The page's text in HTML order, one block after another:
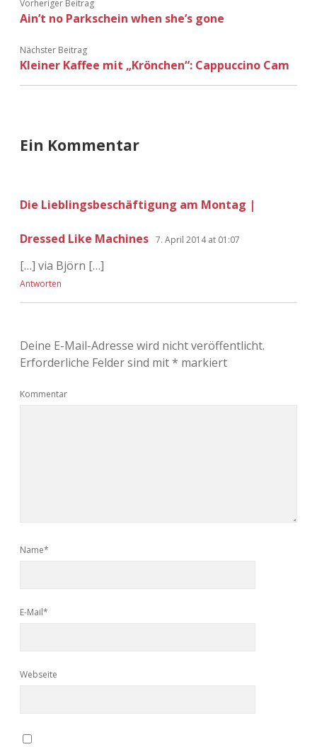
Adventskalender 2022
Vorheriger Beitrag
Ain’t no Parkschein when she’s gone
Nächster Beitrag
Kleiner Kaffee mit „Krönchen“: Cappuccino Cam
Ein Kommentar
Die Lieblingsbeschäftigung am Montag |
Dressed Like Machines 7. April 2014 at 01:07
[…] via Björn […]
Antworten
Deine E-Mail-Adresse wird nicht veröffentlicht.
Erforderliche Felder sind mit* markiert
Kommentar
Name*
E-Mail*
Webseite